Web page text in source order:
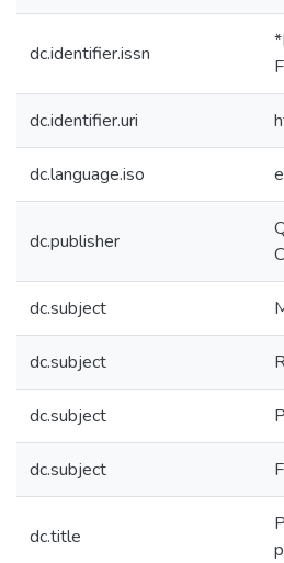
dc.identifier.issn
dc.identifier.uri
dc.language.iso
dc.publisher
dc.subject
dc.subject
dc.subject
dc.subject
dc.title